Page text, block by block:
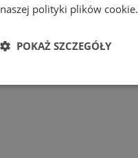
naszej polityki plików cookie.
POKAŻ SZCZEGÓŁY